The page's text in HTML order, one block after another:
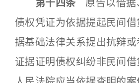
第十四条 原告以借据
债权凭证为依据提起民间
据基础法律关系提出抗辩
证据证明债权纠纷非民间借